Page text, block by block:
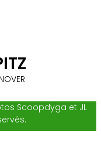
Scoopdyga et JL